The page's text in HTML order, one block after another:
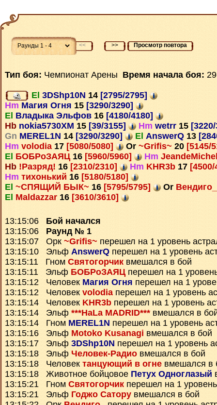
<< >> Просмотр повтора
Тип боя: Чемпионат Арены Время начала боя:
El 3DShp10N 14 [2795/2795]
Hm Магия Огня 15 [3290/3290]
El Владыка Эльфов 16 [4180/4180]
Hb nokia5730XM 15 [39/3155] Hm wetrr 15
Gn MEREL1N 14 [3290/3290] El AnswerQ 13
Hm volodia 17 [5080/5080] Or ~Grifis~ 20 [5145/
El БОБРоЗАЯЦ 16 [5960/5960] Hm
Hb !Разряд! 16 [2310/2310] Hm KHR3b 17
Hm тихонький 16 [5180/5180]
El ~СПЯЩИЙ БЫК~ 16 [5795/5795] Or
El Maldazzar 16 [3610/3610]
13:15:06 Бой начался
13:15:06 Раунд № 1
13:15:07 Орк ~Grifis~ перешел на 1 уровень
13:15:10 Эльф AnswerQ перешел на 1 уровень
13:15:11 Гном Святогорчик вмешался в бой
13:15:11 Эльф БОБРоЗАЯЦ перешел на 1
13:15:12 Человек Магия Огня перешел на 1
13:15:12 Человек volodiaперешел на 1 уровень
13:15:14 Человек KHR3b перешел на 1 уровень
13:15:14 Эльф ***HaLa MADRID*** вмешался в
13:15:14 Гном MEREL1N перешел на 1 уровень
13:15:16 Эльф Motoko Kusanagi вмешался в бой
13:15:17 Эльф 3DShp10N перешел на 1 уровень
13:15:18 Эльф Человек-Радио вмешался в бой
13:15:18 Человек танцующий в огне вмешался в
13:15:18 Животное бойцовое Петух Одноглазый
13:15:21 Гном Святогорчик перешел на 1
13:15:21 Эльф Годжо Сатору вмешался в бой